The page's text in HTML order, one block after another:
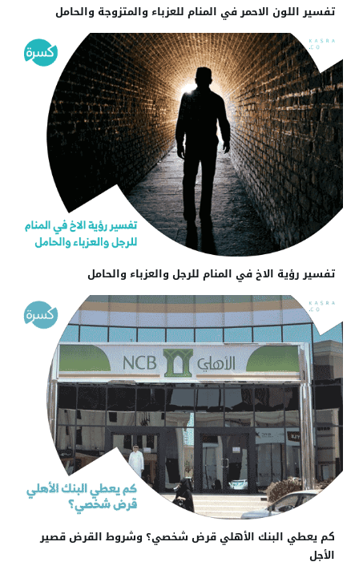
تفسير اللون الاحمر في المنام للعزباء والمتزوجة والحامل
تفسير رؤية الاخ في المنام للرجل والعزباء والحامل
كم يعطي البنك الأهلي قرض شخصي؟ وشروط القرض قصير
الأجل